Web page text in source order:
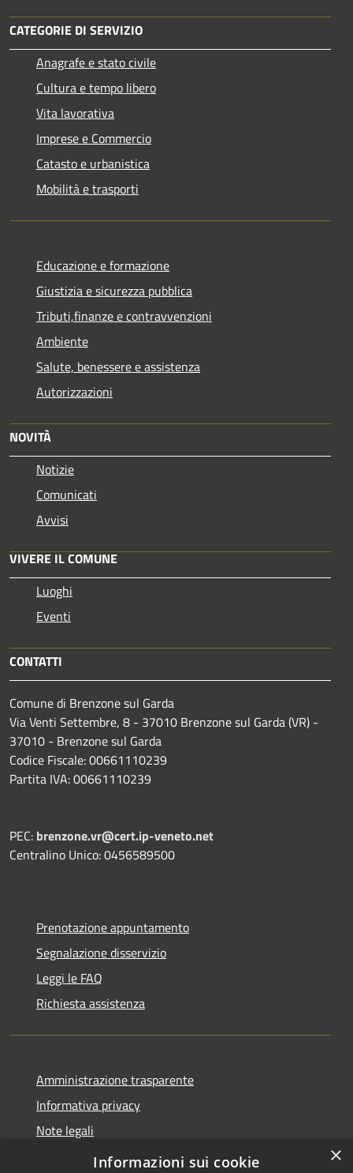
CATEGORIE DI SERVIZIO
Anagrafe e stato civile
Cultura e tempo libero
Vita lavorativa
Imprese e Commercio
Catasto e urbanistica
Mobilità e trasporti
Educazione e formazione
Giustizia e sicurezza pubblica
Tributi,finanze e contravvenzioni
Ambiente
Salute, benessere e assistenza
Autorizzazioni
NOVITÀ
Notizie
Comunicati
Avvisi
VIVERE IL COMUNE
Luoghi
Eventi
CONTATTI
Comune di Brenzone sul Garda
Via Venti Settembre, 8 - 37010 Brenzone sul Garda (VR) -
37010 - Brenzone sul Garda
Codice Fiscale: 00661110239
Partita IVA: 00661110239
PEC: brenzone.vr@cert.ip-veneto.net
Centralino Unico: 0456589500
Prenotazione appuntamento
Segnalazione disservizio
Leggi le FAQ
Richiesta assistenza
Amministrazione trasparente
Informativa privacy
Note legali
Dichiarazione di accessibilità
×
Informazioni sui cookie